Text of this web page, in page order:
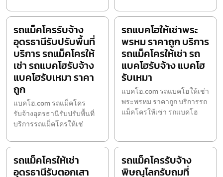
รถแม็คโครรับจ้าง
อุดรธานีรับปรับพื้นที่
บริการ รถแม็คโครให้
เช่า รถแบคโฮรับจ้าง
แบคโฮรับเหมา ราคา
ถูก
แบคโฮ.com รถแม็คโคร
รับจ้างอุดรธานีรับปรับพื้นที่
บริการรถแม็คโครให้เช่
รถแบคโฮให้เช่าพระ
พรหม ราคาถูก บริการ
รถแม็คโครให้เช่า รถ
แบคโฮรับจ้าง แบคโฮ
รับเหมา
แบคโฮ.com รถแบคโฮให้เช่า
พระพรหม ราคาถูก บริการรถ
แม็คโครให้เช่า รถแบคโฮ
รถแม็คโครให้เช่า
อุดรธานีรับตอกเสา
รถแม็คโครรับจ้าง
พิษณุโลกรับถมที่